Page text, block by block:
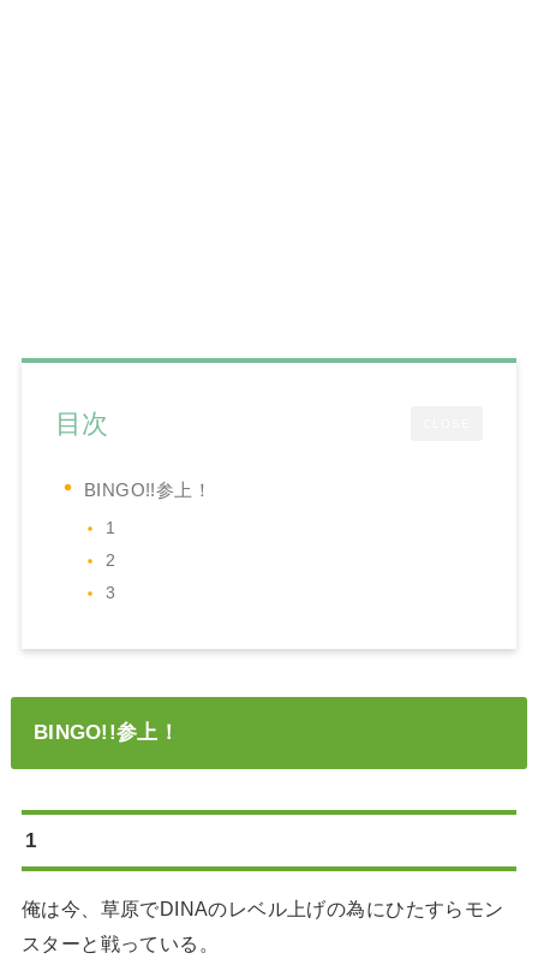
目次
BINGO!!参上！
1
2
3
BINGO!!参上！
1
俺は今、草原でDINAのレベル上げの為にひたすらモン
スターと戦っている。